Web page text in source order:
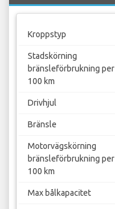
Kroppstyp
Stadskörning
bränsleförbrukning per
100 km
Drivhjul
Bränsle
Motorvägskörning
bränsleförbrukning per
100 km
Max bålkapacitet